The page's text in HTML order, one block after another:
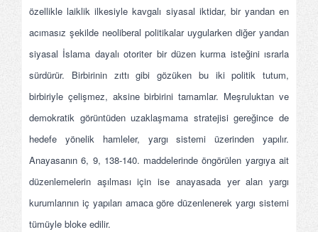
özellikle laiklik ilkesiyle kavgalı siyasal iktidar, bir yandan en
acımasız şekilde neoliberal politikalar uygularken diğer yandan
siyasal İslama dayalı otoriter bir düzen kurma isteğini ısrarla
sürdürür. Birbirinin zıttı gibi gözüken bu iki politik tutum,
birbiriyle çelişmez, aksine birbirini tamamlar. Meşruluktan ve
demokratik görüntüden uzaklaşmama stratejisi gereğince de
hedefe yönelik hamleler, yargı sistemi üzerinden yapılır.
Anayasanın 6, 9, 138-140. maddelerinde öngörülen yargıya ait
düzenlemelerin aşılması için ise anayasada yer alan yargı
kurumlarının iç yapıları amaca göre düzenlenerek yargı sistemi
tümüyle bloke edilir.